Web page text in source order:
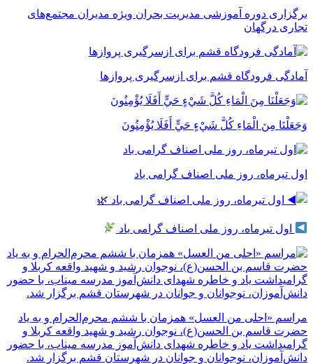
برگزاری دوره آموزشی مدیریت بحران ویژه مدیران مجتمع‌های
تجاری درگهان
آمادگی فرودگاه قشم برای ازسرگیری پروازها
وَجَعَلْنَا مِنَ الْمَاءِ كُلَّ شَيْءٍ حَيٍّ أَفَلَا يُؤْمِنُونَ
اول تیرماه، روز ملی اصناف گرامی باد
اول تیرماه، روز ملی اصناف گرامی باد
مراسم «احلی من العسل» همزمان با ششم محرم‌الحرام و به یاد
حضرت قاسم بن الحسن(ع)، نوجوان رشید و شهید واقعه کربلا و
گرامیداشت یاد و خاطره شهدای دانش‌آموز مدرسه میناب، با حضور
دانش‌آموزان، نوجوانان و جوانان در شهرستان قشم برگزار شد.